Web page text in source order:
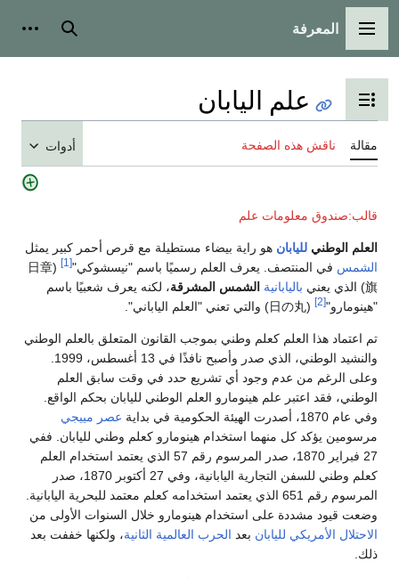
القائمة الرئيسية
المعرفة بحث
تبديل عرض جدول المحتويات
علم اليابان
مقالة ناقش هذه الصفحة أدوات
قالب:صندوق معلومات علم
العلم الوطني لليابان هو راية بيضاء مستطيلة مع قرص أحمر كبير يمثل
الشمس في المنتصف. يعرف العلم رسميًا باسم "نيسشوكي"[1]
(日章
旗) الذي يعني
باليابانية الشمس المشرقة، لكنه يعرف شعبيًا باسم
"هينومارو"[2] (日の丸) والتي تعني "العلم الياباني".
تم اعتماد هذا العلم كعلم وطني بموجب القانون المتعلق بالعلم الوطني
وعلى الرغم من عدم وجود أي تشريع حدد في وقت سابق العلم
الوطني، فقد اعتبر علم هينومارو العلم الوطني لليابان بحكم الواقع.
وفي عام 1870، أصدرت الهيئة الحكومية في بداية
عصر مييجي
مرسومين يؤكد كل منهما استخدام هينومارو كعلم وطني لليابان. ففي
27 فبراير 1870، صدر المرسوم رقم 57 الذي يعتمد استخدام العلم
كعلم وطني للسفن التجارية اليابانية، وفي 27 أكتوبر 1870، صدر
المرسوم رقم 651 الذي يعتمد استخدامه كعلم معتمد للبحرية اليابانية.
وضعت قيود مشددة على استخدام هينومارو خلال السنوات الأولى من
الاحتلال الأمريكي لليابان بعد الحرب العالمية الثانية، ولكنها خففت بعد
ذلك.